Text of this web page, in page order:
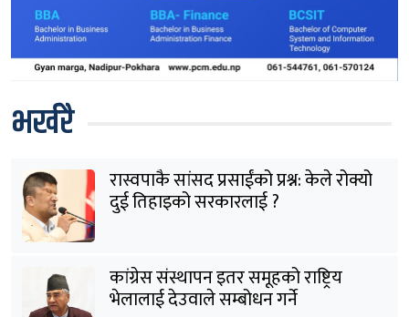
भर्खरै
रास्वपाकै सांसद प्रसाईंको प्रश्न: केले रोक्यो
दुई तिहाइको सरकारलाई ?
कांग्रेस संस्थापन इतर समूहको राष्ट्रिय
भेलालाई देउवाले सम्बोधन गर्ने